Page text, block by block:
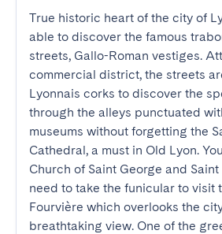
True historic heart of the city of
able to discover the famous
streets, Gallo-Roman vestiges.
commercial district, the streets
Lyonnais corks to discover the
through the alleys punctuated
museums without forgetting the
Cathedral, a must in Old Lyon.
Church of Saint George and Saint
need to take the funicular to visit
Fourvière which overlooks the
breathtaking view. One of the